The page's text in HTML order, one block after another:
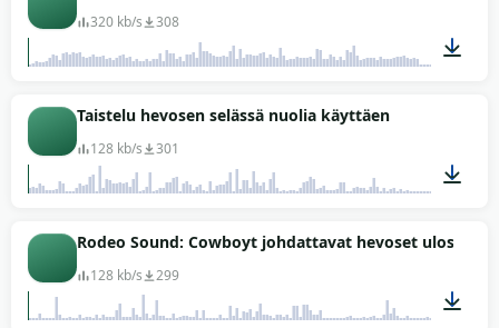
320 kb/s 308
Taistelu hevosen selässä nuolia käyttäen
128 kb/s 301
00:53
Rodeo Sound: Cowboyt johdattavat hevoset ulos
128 kb/s 299